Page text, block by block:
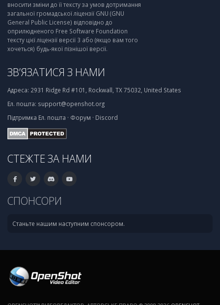
вносити зміни до її тексту за умов дотримання
загальної громадської ліцензії GNU (GNU
General Public License) відповідно до
оприлюдненого Free Software Foundation
тексту цієї ліцензії версії 3 або (якщо вам того
хочеться) будь-якої пізнішої версії.
ЗВ’ЯЗАТИСЯ З НАМИ
Адреса: 2931 Ridge Rd #101, Rockwall, TX 75032, United States
Ел. пошта: support@openshot.org
Підтримка Ел. пошта · Форум · Discord
СТЕЖТЕ ЗА НАМИ
СПОНСОРИ
Станьте нашим наступним спонсором.